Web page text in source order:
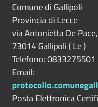
Comune di Gallipoli
Provincia di Lecce
via Antonietta De
73014Gallipoli ( Le)
Telefono: 0833275501
Email:
Posta Elettronica